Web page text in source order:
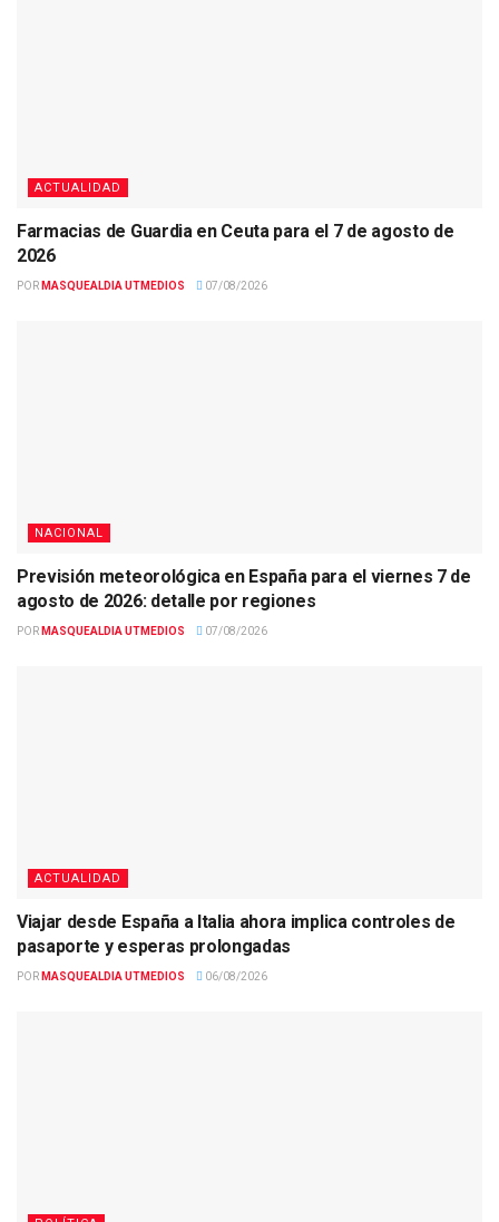
ACTUALIDAD
Farmacias de Guardia en Ceuta para el 7 de agosto de
2026
POR MASQUEALDIA UTMEDIOS 07/08/2026
NACIONAL
Previsión meteorológica en España para el viernes 7 de
agosto de 2026: detalle por regiones
POR MASQUEALDIA UTMEDIOS 07/08/2026
ACTUALIDAD
Viajar desde España a Italia ahora implica controles de
pasaporte y esperas prolongadas
POR MASQUEALDIA UTMEDIOS 06/08/2026